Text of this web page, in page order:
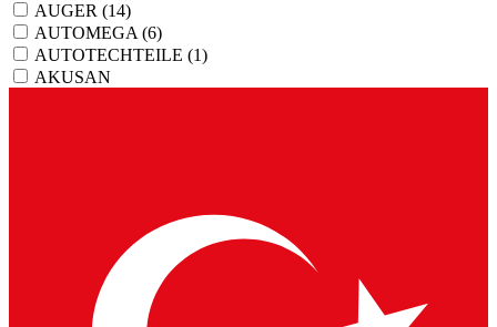
AUGER (14)
AUTOMEGA (6)
AUTOTECHTEILE (1)
AKUSAN